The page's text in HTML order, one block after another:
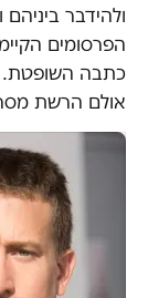
ולהידבר
הפרסומים
כתבה השופטת.
אולם הרשת